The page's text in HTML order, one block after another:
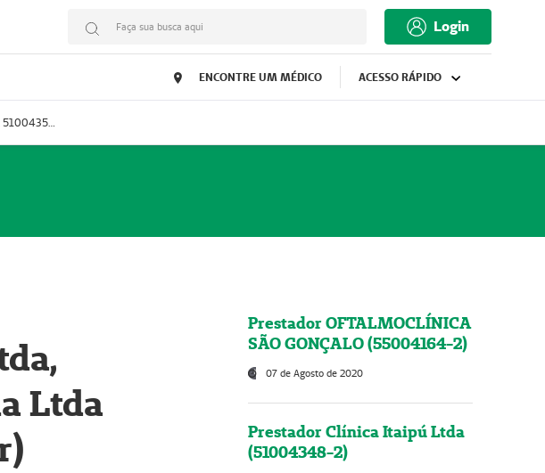
Faça sua busca aqui Login
ENCONTRE UM MÉDICO ACESSO RÁPIDO
Prestador Centro Médico Vitória Ltda, 51004350-4: Centro Médico Vitória Ltda (Nome Fantasia: Policlínica Master)
Ltda
Prestador OFTALMOCLÍNICA
SÃO GONÇALO (55004164-2)
07 de Agosto de 2020
Prestador Clínica Itaipú Ltda
(51004348-2)